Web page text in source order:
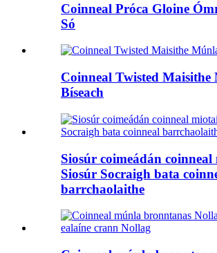
Coinneal Próca Gloine
Só
Coinneal Twisted Maisithe
Bíseach
Siosúr coimeádán
Siosúr Socraigh bata
barrchaolaithe